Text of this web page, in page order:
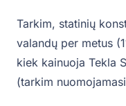
Tarkim, statinių
valandų per metus
kiek kainuoja Tekla
(tarkim